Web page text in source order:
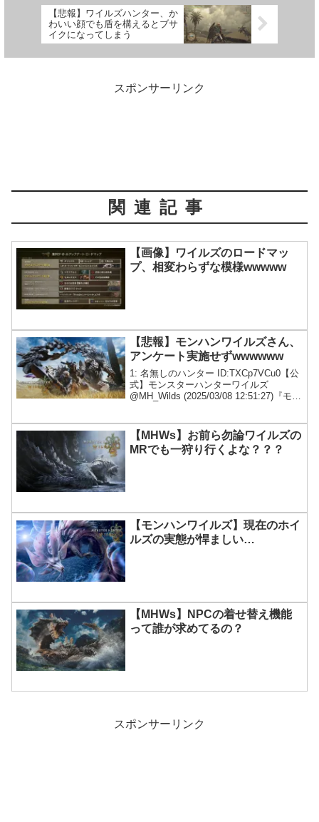
【悲報】ワイルズハンター、か
わいい顔でも盾を構えるとブサ
イクになってしまう
スポンサーリンク
関連記事
【画像】ワイルズのロードマッ
プ、相変わらずな模様wwwww
【悲報】モンハンワイルズさん、
アンケート実施せずwwwwww
1: 名無しのハンター ID:TXCp7VCu0【公
式】モンスターハンターワイルズ
@MH_Wilds (2025/03/08 12:51:27)『モン
ジタル壁紙をプレ...
【MHWs】お前ら勿論ワイルズの
MRでも一狩り行くよな？？？
【モンハンワイルズ】現在のホイ
ルズの実態が悍ましい…
【MHWs】NPCの着せ替え機能
って誰が求めてるの？
スポンサーリンク